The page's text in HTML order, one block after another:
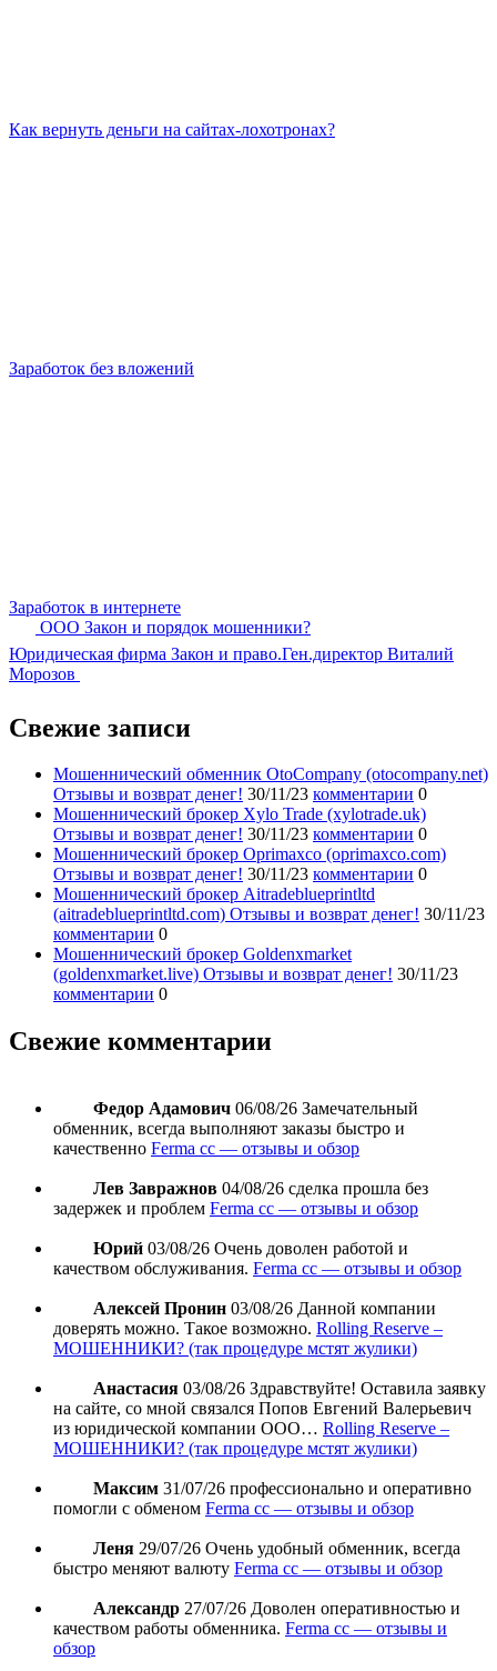
Как вернуть деньги на сайтах-лохотронах?
Заработок без вложений
Заработок в интернете
ООО Закон и порядок мошенники?
Юридическая фирма Закон и право.Ген.директор Виталий
Морозов
Свежие записи
Мошеннический обменник OtoCompany (otocompany.net)
Отзывы и возврат денег! 30/11/23 комментарии 0
Мошеннический брокер Xylo Trade (xylotrade.uk)
Отзывы и возврат денег! 30/11/23 комментарии 0
Мошеннический брокер Oprimaxco (oprimaxco.com)
Отзывы и возврат денег! 30/11/23 комментарии 0
Мошеннический брокер Aitradeblueprintltd
(aitradeblueprintltd.com) Отзывы и возврат денег! 30/11/23
комментарии 0
Мошеннический брокер Goldenxmarket
(goldenxmarket.live) Отзывы и возврат денег! 30/11/23
комментарии 0
Свежие комментарии
Федор Адамович 06/08/26 Замечательный
обменник, всегда выполняют заказы быстро и
качественно Ferma cc — отзывы и обзор
Лев Завражнов 04/08/26 сделка прошла без
задержек и проблем Ferma cc — отзывы и обзор
Юрий 03/08/26 Очень доволен работой и
качеством обслуживания. Ferma cc — отзывы и обзор
Алексей Пронин 03/08/26 Данной компании
доверять можно. Такое возможно. Rolling Reserve –
МОШЕННИКИ? (так процедуре мстят жулики)
Анастасия 03/08/26 Здравствуйте! Оставила заявку
на сайте, со мной связался Попов Евгений Валерьевич
из юридической компании ООО… Rolling Reserve –
МОШЕННИКИ? (так процедуре мстят жулики)
Максим 31/07/26 профессионально и оперативно
помогли с обменом Ferma cc — отзывы и обзор
Леня 29/07/26 Очень удобный обменник, всегда
быстро меняют валюту Ferma cc — отзывы и обзор
Александр 27/07/26 Доволен оперативностью и
качеством работы обменника. Ferma cc — отзывы и
обзор